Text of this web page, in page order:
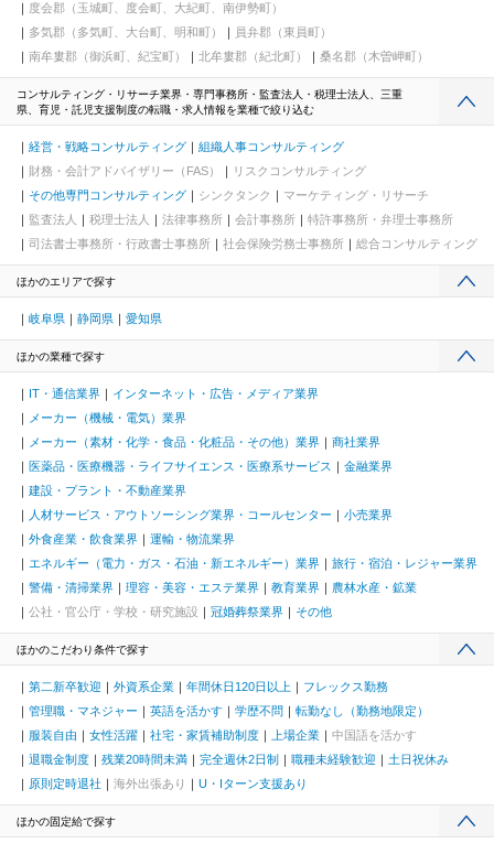
度会郡（玉城町、度会町、大紀町、南伊勢町）
多気郡（多気町、大台町、明和町）
員弁郡（東員町）
南牟婁郡（御浜町、紀宝町）
北牟婁郡（紀北町） 桑名郡（木曽岬町）
コンサルティング・リサーチ業界・専門事務所・監査法人・税理士法人、三重
県、育児・託児支援制度の転職・求人情報を業種で絞り込む
経営・戦略コンサルティング
組織人事コンサルティング
財務・会計アドバイザリー（FAS）
リスクコンサルティング
その他専門コンサルティング
シンクタンク
マーケティング・リサーチ
監査法人
税理士法人 法律事務所 会計事務所
特許事務所・弁理士事務所
司法書士事務所・行政書士事務所
社会保険労務士事務所 総合コンサルティング
ほかのエリアで探す
岐阜県 静岡県 愛知県
ほかの業種で探す
IT・通信業界
インターネット・広告・メディア業界
メーカー（機械・電気）業界
メーカー（素材・化学・食品・化粧品・その他）業界
商社業界
医薬品・医療機器・ライフサイエンス・医療系サービス
金融業界
建設・プラント・不動産業界
人材サービス・アウトソーシング業界・コールセンター
小売業界
外食産業・飲食業界
運輸・物流業界
エネルギー（電力・ガス・石油・新エネルギー）業界
旅行・宿泊・レジャー業界
警備・清掃業界
理容・美容・エステ業界 教育業界
農林水産・鉱業
公社・官公庁・学校・研究施設
冠婚葬祭業界 その他
ほかのこだわり条件で探す
第二新卒歓迎 外資系企業 年間休日120日以上
フレックス勤務
管理職・マネジャー
英語を活かす 学歴不問
転勤なし（勤務地限定）
服装自由
女性活躍 社宅・家賃補助制度 上場企業
中国語を活かす
退職金制度
残業20時間未満 完全週休2日制 職種未経験歓迎
土日祝休み
原則定時退社
海外出張あり U・Iターン支援あり
ほかの固定給で探す